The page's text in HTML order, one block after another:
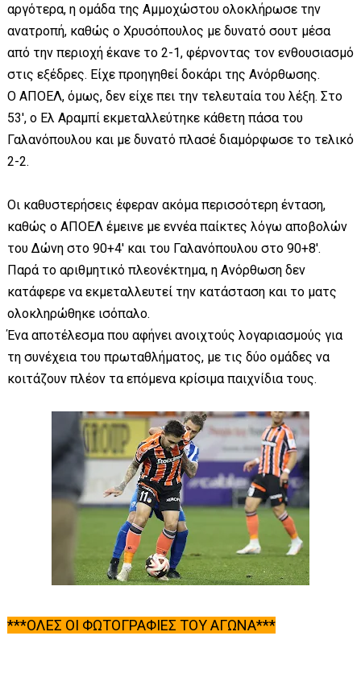
αργότερα, η ομάδα της Αμμοχώστου ολοκλήρωσε την
ανατροπή, καθώς ο Χρυσόπουλος με δυνατό σουτ μέσα
από την περιοχή έκανε το 2-1, φέρνοντας τον ενθουσιασμό
στις εξέδρες. Είχε προηγηθεί δοκάρι της Ανόρθωσης.
Ο ΑΠΟΕΛ, όμως, δεν είχε πει την τελευταία του λέξη. Στο
53', ο Ελ Αραμπί εκμεταλλεύτηκε κάθετη πάσα του
Γαλανόπουλου και με δυνατό πλασέ διαμόρφωσε το τελικό
2-2.
Οι καθυστερήσεις έφεραν ακόμα περισσότερη ένταση,
καθώς ο ΑΠΟΕΛ έμεινε με εννέα παίκτες λόγω αποβολών
του Δώνη στο 90+4' και του Γαλανόπουλου στο 90+8'.
Παρά το αριθμητικό πλεονέκτημα, η Ανόρθωση δεν
κατάφερε να εκμεταλλευτεί την κατάσταση και το ματς
ολοκληρώθηκε ισόπαλο.
Ένα αποτέλεσμα που αφήνει ανοιχτούς λογαριασμούς για
τη συνέχεια του πρωταθλήματος, με τις δύο ομάδες να
κοιτάζουν πλέον τα επόμενα κρίσιμα παιχνίδια τους.
***ΟΛΕΣ ΟΙ ΦΩΤΟΓΡΑΦΙΕΣ ΤΟΥ ΑΓΩΝΑ***